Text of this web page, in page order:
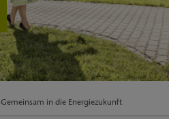
Gemeinsam in die Energiezukunft